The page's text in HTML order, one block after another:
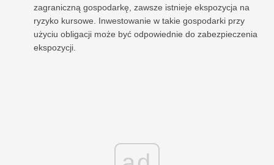
zagraniczną gospodarkę, zawsze istnieje ekspozycja na
ryzyko kursowe. Inwestowanie w takie gospodarki przy
użyciu obligacji może być odpowiednie do zabezpieczenia
ekspozycji.